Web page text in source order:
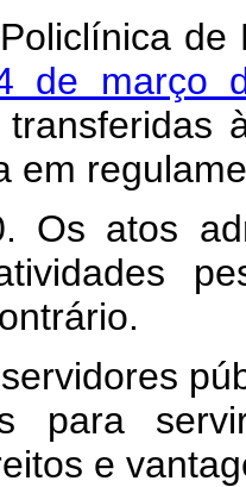
de março
em
Os atos
para
e